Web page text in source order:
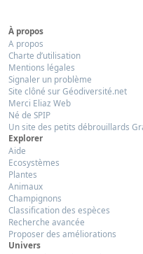
À propos
A propos
Charte d’utilisation
Mentions légales
Signaler un problème
Site clôné sur Géodiversité.net
Merci Eliaz Web
Né de SPIP
Un site des petits débrouillards
Explorer
Aide
Ecosystèmes
Plantes
Animaux
Champignons
Classification des espèces
Recherche avancée
Proposer des améliorations
Univers